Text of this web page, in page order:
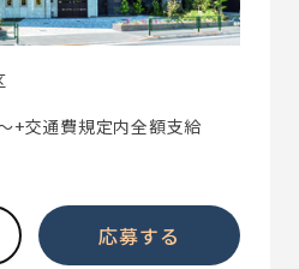
+交通費規定内全額支給
応募する